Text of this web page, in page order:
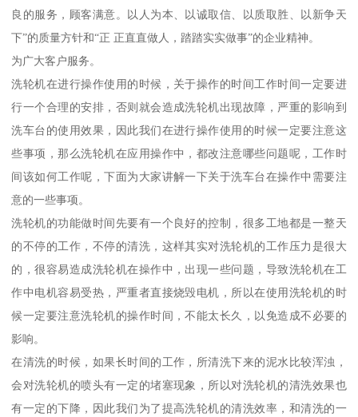
良的服务，顾客满意。以人为本、以诚取信、以质取胜、以新争天
下”的质量方针和“正 正直直做人，踏踏实实做事”的企业精神。
为广大客户服务。
洗轮机在进行操作使用的时候，关于操作的时间工作时间一定要进
行一个合理的安排，否则就会造成洗轮机出现故障，严重的影响到
洗车台的使用效果，因此我们在进行操作使用的时候一定要注意这
些事项，那么洗轮机在应用操作中，都改注意哪些问题呢，工作时
间该如何工作呢，下面为大家讲解一下关于洗车台在操作中需要注
意的一些事项。
洗轮机的功能做时间先要有一个良好的控制，很多工地都是一整天
的不停的工作，不停的清洗，这样其实对洗轮机的工作压力是很大
的，很容易造成洗轮机在操作中，出现一些问题，导致洗轮机在工
作中电机容易受热，严重者直接烧毁电机，所以在使用洗轮机的时
候一定要注意洗轮机的操作时间，不能太长久，以免造成不必要的
影响。
在清洗的时候，如果长时间的工作，所清洗下来的泥水比较浑浊，
会对洗轮机的喷头有一定的堵塞现象，所以对洗轮机的清洗效果也
有一定的下降，因此我们为了提高洗轮机的清洗效率，和清洗的一